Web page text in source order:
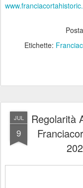
Etichette:
JUL
9
Regolarità